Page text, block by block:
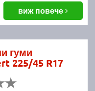
виж повече
гуми
225/45 R17